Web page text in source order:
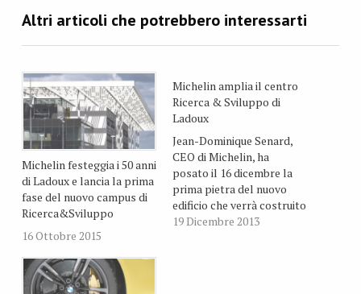
Michelin festeggia i 50 anni
di Ladoux e lancia la prima
fase del nuovo campus di
Ricerca&Sviluppo
16 Ottobre 2015
Michelin amplia il centro
Ricerca & Sviluppo di
Ladoux
Jean-Dominique Senard,
CEO di Michelin, ha
posato il 16 dicembre la
prima pietra del nuovo
edificio che verrà costruito
all’interno di un progetto
19 Dicembre 2013